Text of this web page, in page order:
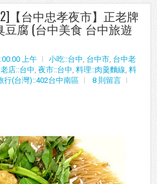
【台中忠孝夜市】正老牌
豆腐 (台中美食 台中旅遊
上午 小吃::台中 台中市 台中老
老店::台中 夜市::台中 料理::肉羹麵線 料
行(台灣)::402台中南區 8 則留言